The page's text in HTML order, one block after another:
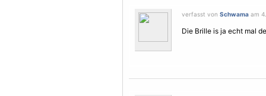
verfasst von Schwama am
Die Brille is ja echt mal